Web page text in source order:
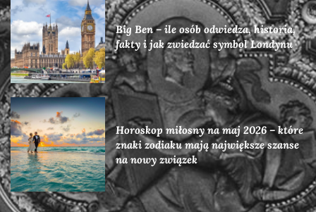
Big Ben – ile osób odwiedza, historia,
fakty i jak zwiedzać symbol Londynu
Horoskop miłosny na maj 2026 – które
znaki zodiaku mają największe szanse
na nowy związek